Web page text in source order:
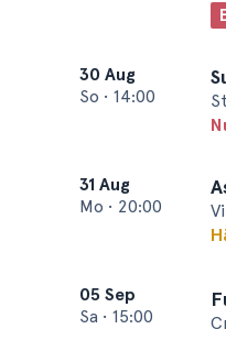
30 Aug
So • 14:00
31 Aug
Mo • 20:00
05 Sep
Sa • 15:00